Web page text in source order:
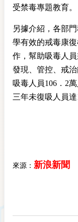
受禁毒專題教育。
另據介紹，各部
學有效的戒毒康
作，幫助吸毒人
發現、管控、戒
吸毒人員106．2
三年未復吸人員達
來源： 新浪新聞